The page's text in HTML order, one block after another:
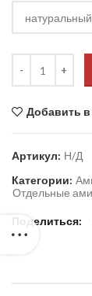
Добавить
Артикул: Н/Д
Категории:
Отдельные
Поделиться